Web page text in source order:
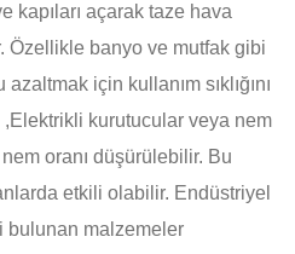
kapıları açarak taze hava
Özellikle banyo ve mutfak gibi
için kullanım sıklığını
,Elektrikli kurutucular veya nem
oranı düşürülebilir. Bu
etkili olabilir. Endüstriyel
bulunan malzemeler